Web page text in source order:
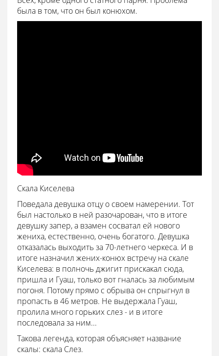
была в том, что он был конюхом.
Скала Киселева
Поведала девушка отцу о своем намерении. Тот
был настолько в ней разочарован, что в итоге
девушку запер, а взамен сосватал ей нового
жениха, естественно, очень богатого. Девушка
отказалась выходить за 70-летнего черкеса. И в
итоге назначил жених-конюх встречу на скале
Киселева: в полночь джигит прискакал сюда,
пришла и Гуаш, только вот гналась за любимым
погоня. Потому прямо с обрыва он спрыгнул в
пропасть в 46 метров. Не выдержала Гуаш,
пролила много горьких слез - и в итоге
последовала за ним...
Такова легенда, которая объясняет название
скалы: скала Слез.